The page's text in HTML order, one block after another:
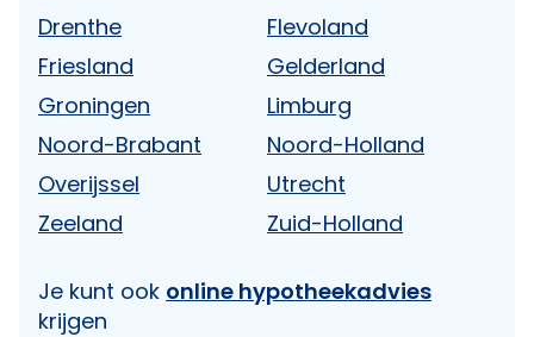
Drenthe
Flevoland
Friesland
Gelderland
Groningen
Limburg
Noord-Brabant
Noord-Holland
Overijssel
Utrecht
Zeeland
Zuid-Holland
Je kunt ook online hypotheekadvies
krijgen